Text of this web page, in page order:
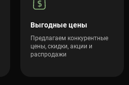
Выгодные цены
Предлагаем конкурентные
цены, скидки, акции и
распродажи